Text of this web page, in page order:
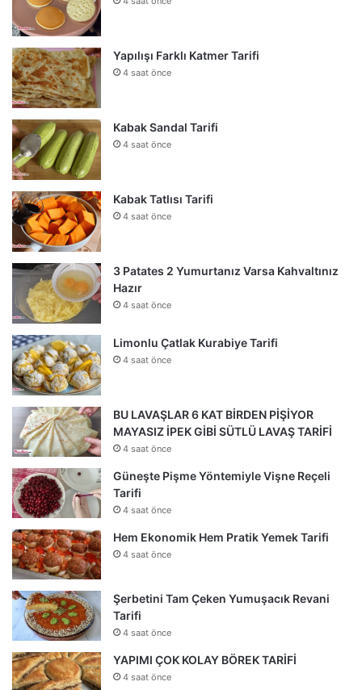
Yapılışı Farklı Katmer Tarifi
4 saat önce
Kabak Sandal Tarifi
4 saat önce
Kabak Tatlısı Tarifi
4 saat önce
3 Patates 2 Yumurtanız Varsa Kahvaltınız
Hazır
4 saat önce
Limonlu Çatlak Kurabiye Tarifi
4 saat önce
BU LAVAŞLAR 6 KAT BİRDEN PİŞİYOR
MAYASIZ İPEK GİBİ SÜTLÜ LAVAŞ TARİFİ
4 saat önce
Güneşte Pişme Yöntemiyle Vişne Reçeli
Tarifi
4 saat önce
Hem Ekonomik Hem Pratik Yemek Tarifi
4 saat önce
Şerbetini Tam Çeken Yumuşacık Revani
Tarifi
4 saat önce
YAPIMI ÇOK KOLAY BÖREK TARİFİ
4 saat önce